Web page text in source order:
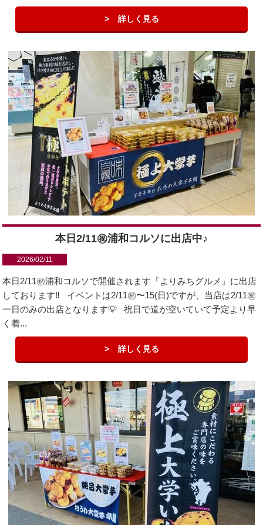
詳しく見る
本日2/11㊗︎浦和コルソに出店中♪
2026/02/11
本日2/11㊗︎浦和コルソで開催されます『よりみちグルメ』に出店
しております‼️ イベントは2/11㊗︎〜15(日)ですが、当店は2/11㊗︎
一日のみの出店となります💡 祝日で道が空いていて予定より早
く着...
詳しく見る